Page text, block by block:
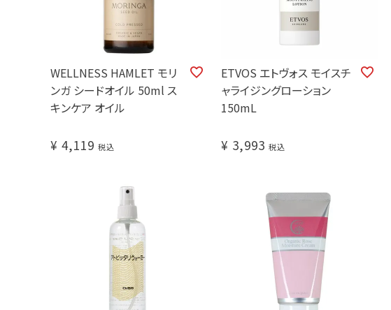
WELLNESS HAMLET モリ
ンガ シードオイル 50ml ス
キンケア オイル
¥ 4,119 税込
ETVOS エトヴォス モイスチ
ャライジングローション
150mL
¥ 3,993 税込